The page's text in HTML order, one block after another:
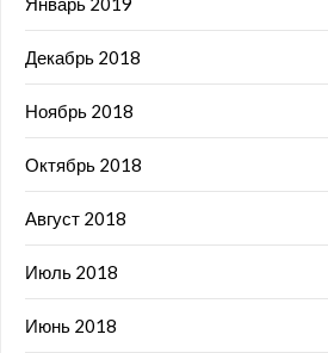
Декабрь 2018
Ноябрь 2018
Октябрь 2018
Август 2018
Июль 2018
Июнь 2018